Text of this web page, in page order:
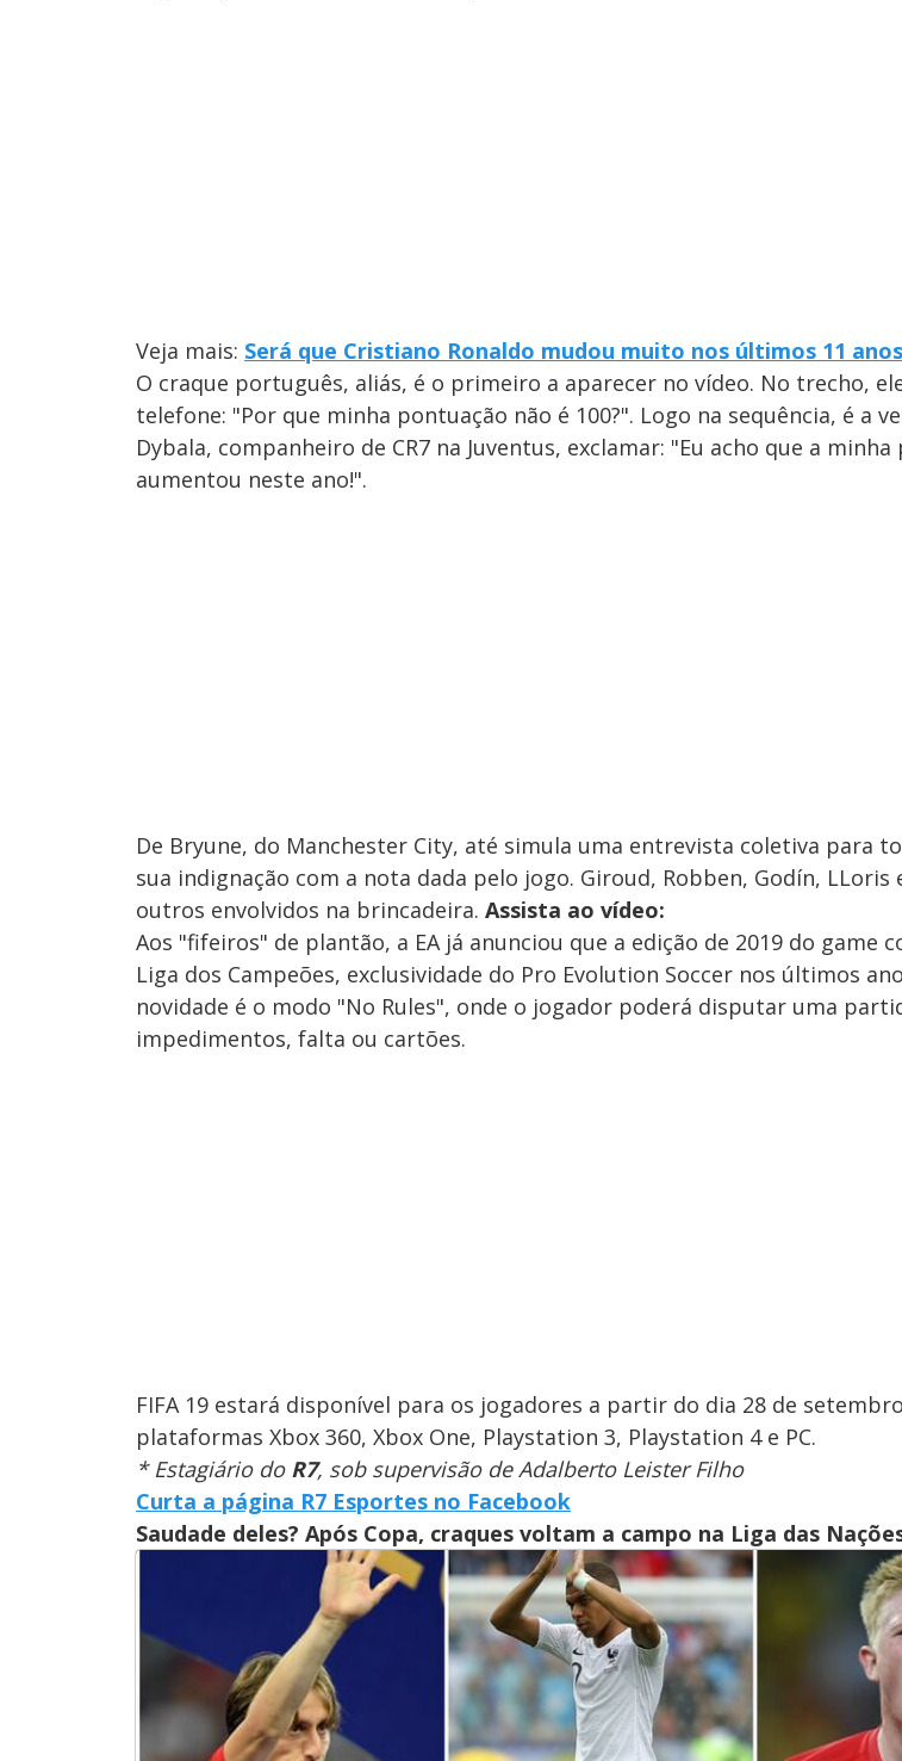
Veja mais: Será que Cristiano Ronaldo mudou muito nos últimos 11
O craque português, aliás, é o primeiro a aparecer no vídeo. No trecho,
telefone: "Por que minha pontuação não é 100?". Logo na sequência, é a
Dybala, companheiro de CR7 na Juventus, exclamar: "Eu acho que a
aumentou neste ano!".
De Bryune, do Manchester City, até simula uma entrevista coletiva para
sua indignação com a nota dada pelo jogo. Giroud, Robben, Godín, LLoris
outros envolvidos na brincadeira. Assista ao vídeo:
Aos "fifeiros" de plantão, a EA já anunciou que a edição de 2019 do game
Liga dos Campeões, exclusividade do Pro Evolution Soccer nos últimos
novidade é o modo "No Rules", onde o jogador poderá disputar uma
impedimentos, falta ou cartões.
FIFA 19 estará disponível para os jogadores a partir do dia 28 de
plataformas Xbox 360, Xbox One, Playstation 3, Playstation 4 e PC.
* Estagiário do R7, sob supervisão de Adalberto Leister Filho
Curta a página R7 Esportes no Facebook
Saudade deles? Após Copa, craques voltam a campo na Liga das